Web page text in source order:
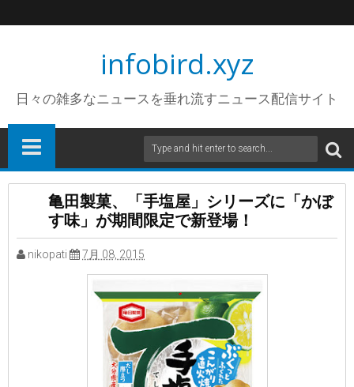
infobird.xyz
日々の雑多なニュースを垂れ流すニュース配信サイト
亀田製菓、「手塩屋」シリーズに「かぼ
す味」が期間限定で新登場！
nikopati 7月 08, 2015